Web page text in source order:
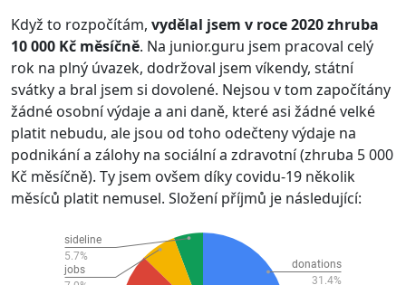
Když to rozpočítám, vydělal jsem v roce 2020 zhruba
10 000 Kč měsíčně. Na junior.guru jsem pracoval celý
rok na plný úvazek, dodržoval jsem víkendy, státní
svátky a bral jsem si dovolené. Nejsou v tom započítány
žádné osobní výdaje a ani daně, které asi žádné velké
platit nebudu, ale jsou od toho odečteny výdaje na
podnikání a zálohy na sociální a zdravotní (zhruba 5 000
Kč měsíčně). Ty jsem ovšem díky covidu-19 několik
měsíců platit nemusel. Složení příjmů je následující: